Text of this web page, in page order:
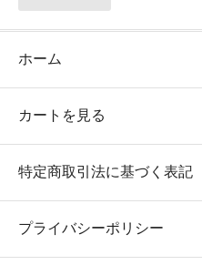
ホーム
カートを見る
特定商取引法に基づく表記
プライバシーポリシー